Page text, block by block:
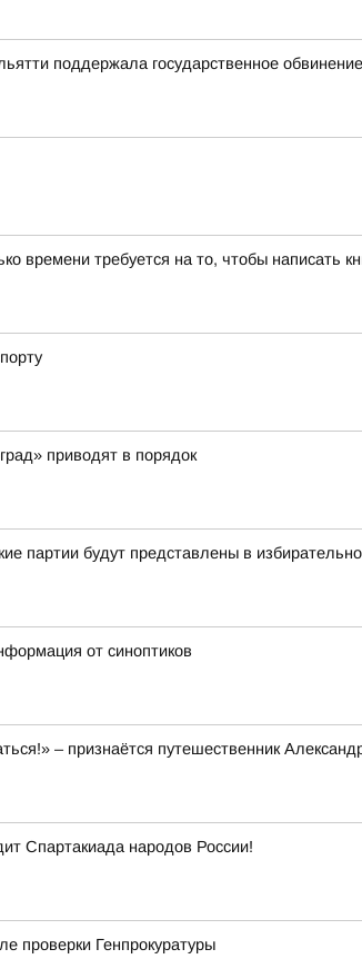
поддержала государственное
времени требуется на то, чтобы написать
приводят в порядок
партии будут представлены в
от синоптиков
– признаётся путешественник
Спартакиада народов России!
проверки Генпрокуратуры